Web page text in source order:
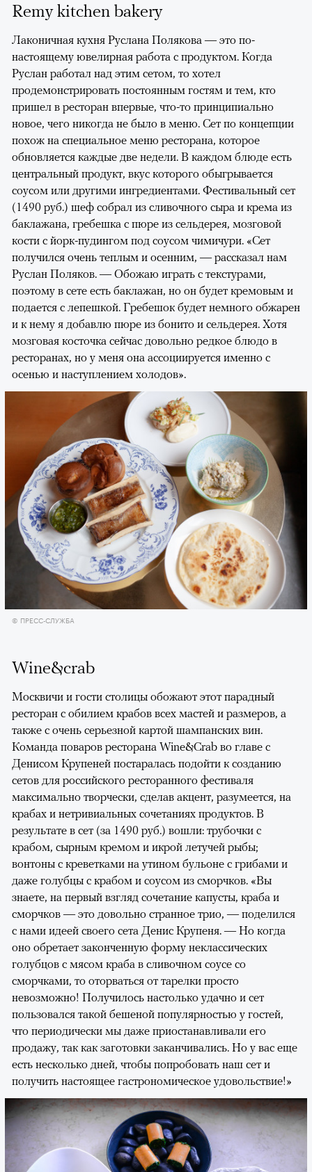
Remy kitchen bakery
Лаконичная кухня Руслана Полякова — это по-
настоящему ювелирная работа с продуктом. Когда
Руслан работал над этим сетом, то хотел
продемонстрировать постоянным гостям и тем, кто
пришел в ресторан впервые, что-то принципиально
новое, чего никогда не было в меню. Сет по концепции
похож на специальное меню ресторана, которое
обновляется каждые две недели. В каждом блюде есть
центральный продукт, вкус которого обыгрывается
соусом или другими ингредиентами. Фестивальный сет
(1490 руб.) шеф собрал из сливочного сыра и крема из
баклажана, гребешка с пюре из сельдерея, мозговой
кости с йорк-пудингом под соусом чимичури. «Сет
получился очень теплым и осенним, — рассказал нам
Руслан Поляков. — Обожаю играть с текстурами,
поэтому в сете есть баклажан, но он будет кремовым и
подается с лепешкой. Гребешок будет немного обжарен
и к нему я добавлю пюре из бонито и сельдерея. Хотя
мозговая косточка сейчас довольно редкое блюдо в
ресторанах, но у меня она ассоциируется именно с
осенью и наступлением холодов».
© ПРЕСС-СЛУЖБА
Wine&crab
Москвичи и гости столицы обожают этот парадный
ресторан с обилием крабов всех мастей и размеров, а
также с очень серьезной картой шампанских вин.
Команда поваров ресторана Wine&Crab во главе с
Денисом Крупеней постаралась подойти к созданию
сетов для российского ресторанного фестиваля
максимально творчески, сделав акцент, разумеется, на
крабах и нетривиальных сочетаниях продуктов. В
результате в сет (за 1490 руб.) вошли: трубочки с
крабом, сырным кремом и икрой летучей рыбы;
вонтоны с креветками на утином бульоне с грибами и
даже голубцы с крабом и соусом из сморчков. «Вы
знаете, на первый взгляд сочетание капусты, краба и
сморчков — это довольно странное трио, — поделился
с нами идеей своего сета Денис Крупеня. — Но когда
оно обретает законченную форму неклассических
голубцов с мясом краба в сливочном соусе со
сморчками, то оторваться от тарелки просто
невозможно! Получилось настолько удачно и сет
пользовался такой бешеной популярностью у гостей,
что периодически мы даже приостанавливали его
продажу, так как заготовки заканчивались. Но у вас еще
есть несколько дней, чтобы попробовать наш сет и
получить настоящее гастрономическое удовольствие!»